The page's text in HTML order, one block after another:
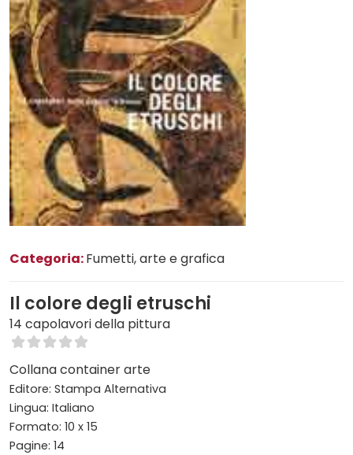
Categoria:Fumetti, arte e grafica
Il colore degli etruschi
14 capolavori della pittura
Collana container arte
Editore: Stampa Alternativa
Lingua: Italiano
Formato: 10 x 15
Pagine: 14